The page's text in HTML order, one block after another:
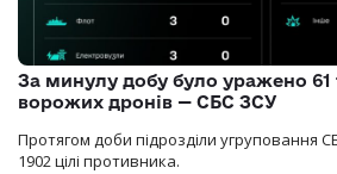
За минулу добу було уражено 61
ворожих дронів — СБС ЗСУ
Протягом доби підрозділи угруповання
1902 цілі противника.